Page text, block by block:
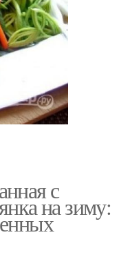
с
на зиму: